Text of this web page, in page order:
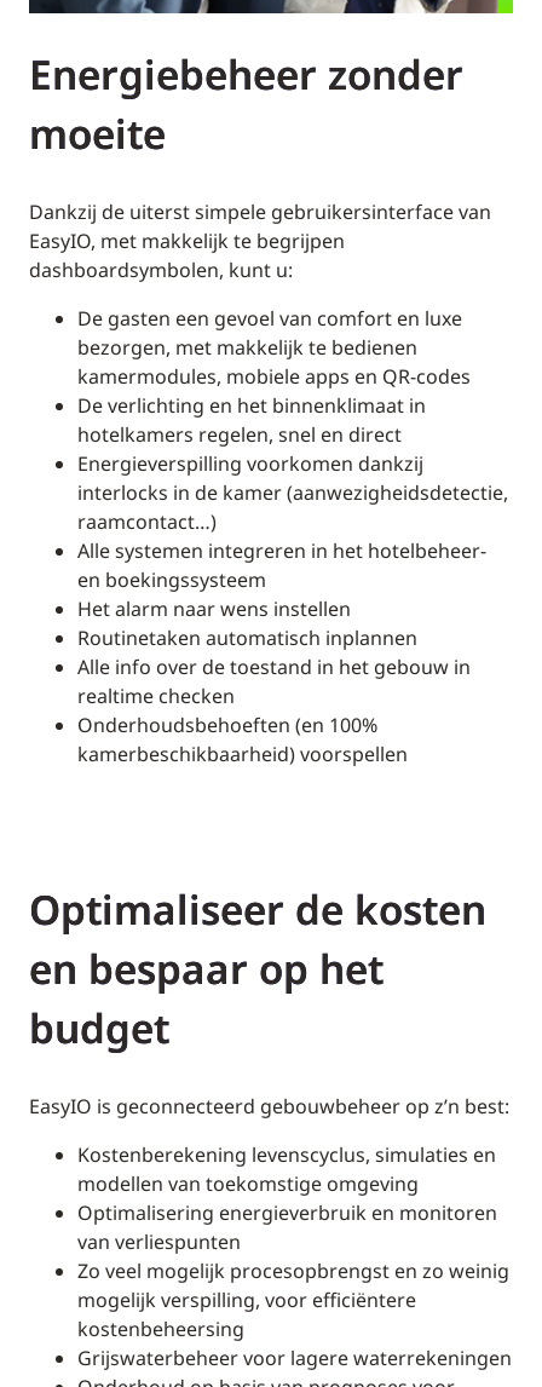
Energiebeheer zonder
moeite
Dankzij de uiterst simpele gebruikersinterface van
EasyIO, met makkelijk te begrijpen
dashboardsymbolen, kunt u:
De gasten een gevoel van comfort en luxe
bezorgen, met makkelijk te bedienen
kamermodules, mobiele apps en QR-codes
De verlichting en het binnenklimaat in
hotelkamers regelen, snel en direct
Energieverspilling voorkomen dankzij
interlocks in de kamer (aanwezigheidsdetectie,
raamcontact…)
Alle systemen integreren in het hotelbeheer-
en boekingssysteem
Het alarm naar wens instellen
Routinetaken automatisch inplannen
Alle info over de toestand in het gebouw in
realtime checken
Onderhoudsbehoeften (en 100%
kamerbeschikbaarheid) voorspellen
Optimaliseer de kosten
en bespaar op het
budget
EasyIO is geconnecteerd gebouwbeheer op z’n best:
Kostenberekening levenscyclus, simulaties en
modellen van toekomstige omgeving
Optimalisering energieverbruik en monitoren
van verliespunten
Zo veel mogelijk procesopbrengst en zo weinig
mogelijk verspilling, voor efficiëntere
kostenbeheersing
Grijswaterbeheer voor lagere waterrekeningen